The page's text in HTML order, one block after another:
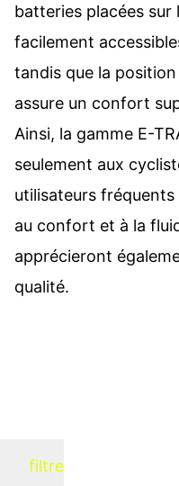
batteries placées
facilement
tandis que la
assure un confort
Ainsi, la gamme E-
seulement aux
utilisateurs
au confort et à la
apprécieront
qualité.
filtre